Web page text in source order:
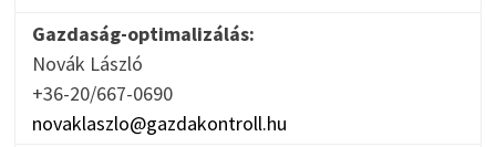
Gazdaság-optimalizálás:
Novák László
+36-20/667-0690
novaklaszlo@gazdakontroll.hu